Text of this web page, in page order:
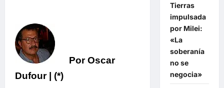
Por Oscar
Dufour | (*)
Tierras
impulsada
por Milei:
«La
soberanía
no se
negocia»